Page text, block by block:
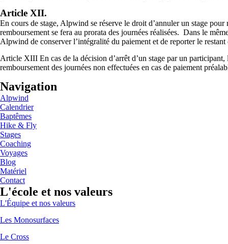
Article XII.
En cours de stage, Alpwind se réserve le droit d’annuler un stage
remboursement se fera au prorata des journées réalisées. Dans le
Alpwind de conserver l’intégralité du paiement et de reporter le
Article XIII En cas de la décision d’arrêt d’un stage par un
remboursement des journées non effectuées en cas de paiement
Navigation
Alpwind
Calendrier
Baptêmes
Hike & Fly
Stages
Coaching
Voyages
Blog
Matériel
Contact
L'école et nos valeurs
L'Équipe et nos valeurs
Les Monosurfaces
Le Cross